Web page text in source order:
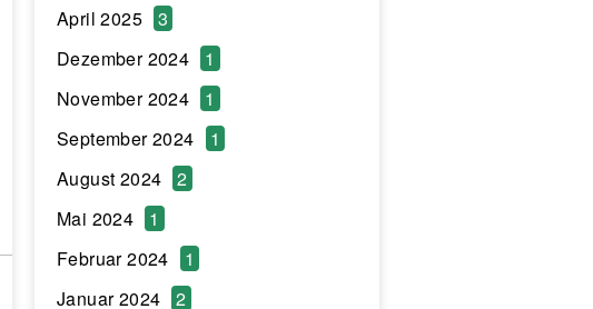
April 2025
3
Dezember 2024
1
November 2024
1
September 2024
1
August 2024
2
Mai 2024
1
Februar 2024
1
Januar 2024
2